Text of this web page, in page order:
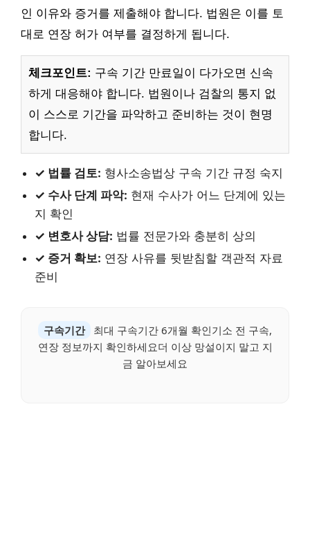
인 이유와 증거를 제출해야 합니다. 법원은 이를 토
대로 연장 허가 여부를 결정하게 됩니다.
체크포인트: 구속 기간 만료일이 다가오면 신속
하게 대응해야 합니다. 법원이나 검찰의 통지 없
이 스스로 기간을 파악하고 준비하는 것이 현명
합니다.
✓ 법률 검토: 형사소송법상 구속 기간 규정 숙지
✓ 수사 단계 파악: 현재 수사가 어느 단계에 있는
지 확인
✓ 변호사 상담: 법률 전문가와 충분히 상의
✓ 증거 확보: 연장 사유를 뒷받침할 객관적 자료
준비
구속기간
최대 구속기간 6개월 확인기소 전 구속,
연장 정보까지 확인하세요더 이상 망설이지 말고 지
금 알아보세요